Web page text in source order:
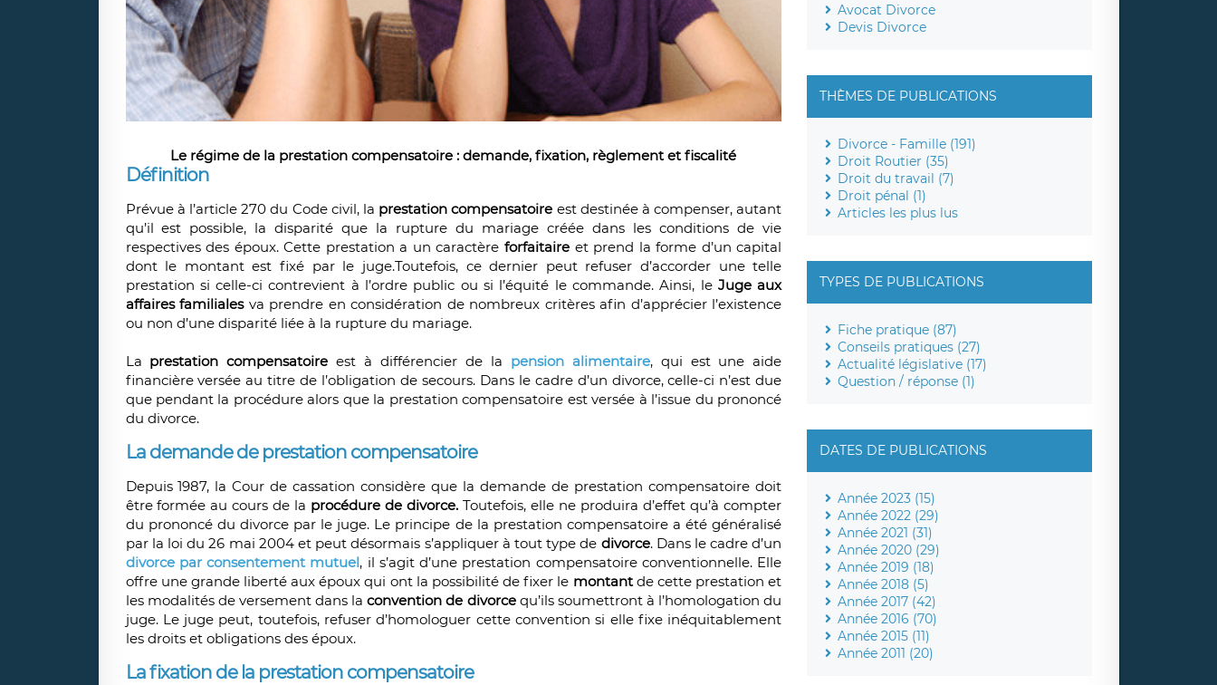
Le régime de la prestation compensatoire : demande, fixation, règlement et fiscalité
Définition
Prévue à l’article 270 du Code civil, la prestation compensatoire est destinée à compenser, autant
qu’il est possible, la disparité que la rupture du mariage créée dans les conditions de vie
respectives des époux. Cette prestation a un caractère forfaitaire et prend la forme d’un capital
dont le montant est fixé par le juge.Toutefois, ce dernier peut refuser d’accorder une telle
prestation si celle-ci contrevient à l’ordre public ou si l’équité le commande. Ainsi, leJuge aux
affaires familialesva prendre en considération de nombreux critères afin d’apprécier l’existence
ou non d’une disparité liée à la rupture du mariage.
La prestation compensatoireest à différencier de la pension alimentaire, qui est une aide
financière versée au titre de l’obligation de secours. Dans le cadre d’un divorce, celle-ci n’est due
que pendant la procédure alors que la prestation compensatoire est versée à l’issue du prononcé
du divorce.
La demande de prestation compensatoire
Depuis 1987, la Cour de cassation considère que la demande de prestation compensatoire doit
être formée au cours de la procédure de divorce. Toutefois, elle ne produira d’effet qu’à compter
du prononcé du divorce par le juge. Le principe de la prestation compensatoire a été généralisé
par la loi du 26 mai 2004 et peut désormais s’appliquer à tout type de divorce. Dans le cadre d’un
divorce par consentement mutuel, il s’agit d’une prestation compensatoire conventionnelle. Elle
offre une grande liberté aux époux qui ont la possibilité de fixer le montantde cette prestation et
les modalités de versement dans la convention de divorce qu’ils soumettront à l’homologation du
juge. Le juge peut, toutefois, refuser d’homologuer cette convention si elle fixe inéquitablement
les droits et obligations des époux.
La fixation de la prestation compensatoire
Avocat Divorce
Devis Divorce
THÈMES DE PUBLICATIONS
Divorce - Famille (191)
Droit Routier (35)
Droit du travail (7)
Droit pénal (1)
Articles les plus lus
TYPES DE PUBLICATIONS
Fiche pratique (87)
Conseils pratiques (27)
Actualité législative (17)
Question / réponse (1)
DATES DE PUBLICATIONS
Année 2023 (15)
Année 2022 (29)
Année 2021 (31)
Année 2020 (29)
Année 2019 (18)
Année 2018 (5)
Année 2017 (42)
Année 2016 (70)
Année 2015 (11)
Année 2011 (20)